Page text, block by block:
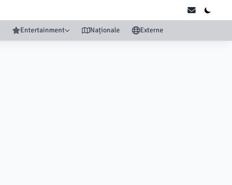
Entertainment Naționale Externe